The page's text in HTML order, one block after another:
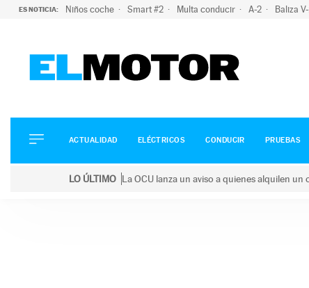
ES NOTICIA: Niños coche Smart #2 Multa conducir A-2 Baliza
ELÉCTRICOS
CONDUCIR
ACTUALIDAD ELÉCTRICOS CONDUCIR PRUEBAS
LO ÚLTIMO La OCU lanza un aviso a quienes alquilen